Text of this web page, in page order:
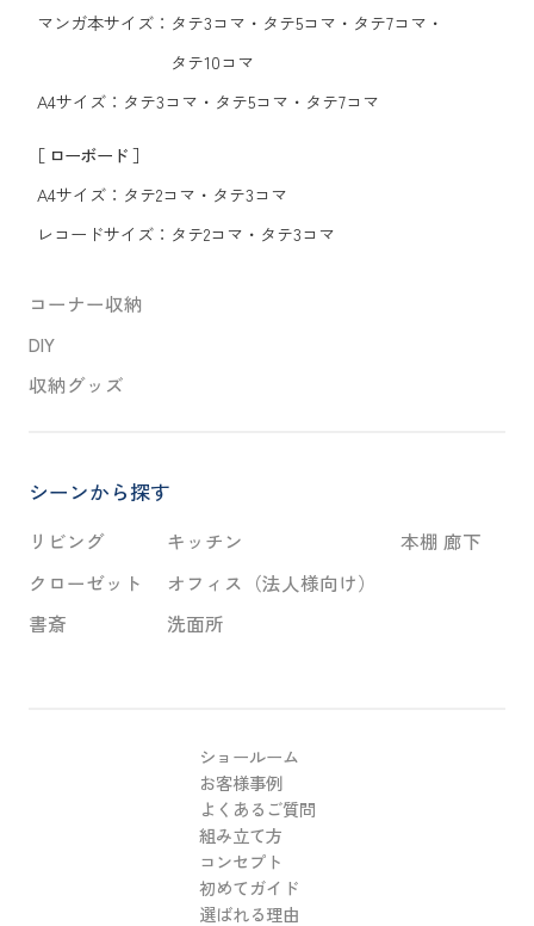
コーナー収納
DIY
収納グッズ
マンガ本サイズ： タテ3コマ ・ タテ5コマ ・ タテ7コマ ・
タテ10コマ
A4サイズ： タテ3コマ ・ タテ5コマ ・ タテ7コマ
［ ローボード ］
A4サイズ： タテ2コマ ・ タテ3コマ
レコードサイズ： タテ2コマ ・ タテ3コマ
シーンから探す
リビング
クローゼット
書斎
キッチン
オフィス（法人様向け）
洗面所
本棚 廊下
ショールーム
お客様事例
よくあるご質問
組み立て方
コンセプト
初めてガイド
選ばれる理由